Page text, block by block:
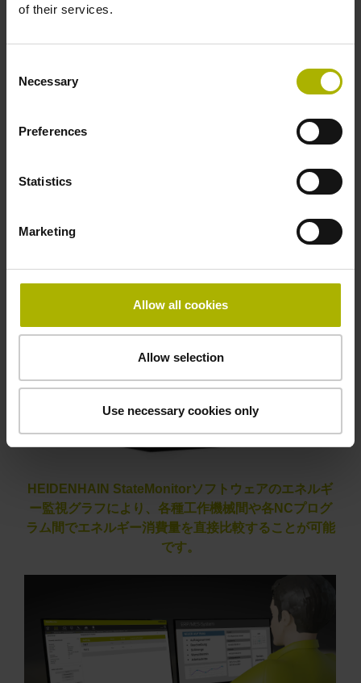
of their services.
Selection
Necessary
Preferences
Statistics
Marketing
Allow all cookies
Allow selection
Use necessary cookies only
オールインワンのソフトウェアツールを使用して、製
ーが簡単にデータを手動入力することもできます。工
作機械からの通知メッセージを利用してNCプログラ
ータの手動入力作業とデータ入力端末を減らし、人的
ミスを防ぎ、関連する全てのシステムでデータプール
HEIDENHAIN StateMonitorソフトウェアのエネルギ
ー監視グラフにより、各種工作機械間や各NCプログ
ラム間でエネルギー消費量を直接比較することが可能
です。